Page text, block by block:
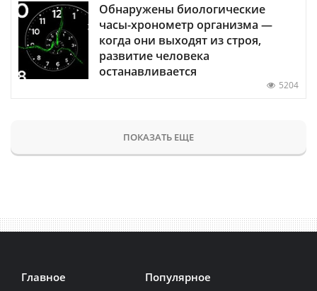
Обнаружены биологические
часы-хронометр организма —
когда они выходят из строя,
развитие человека
останавливается
5204
ПОКАЗАТЬ ЕЩЕ
Главное Популярное